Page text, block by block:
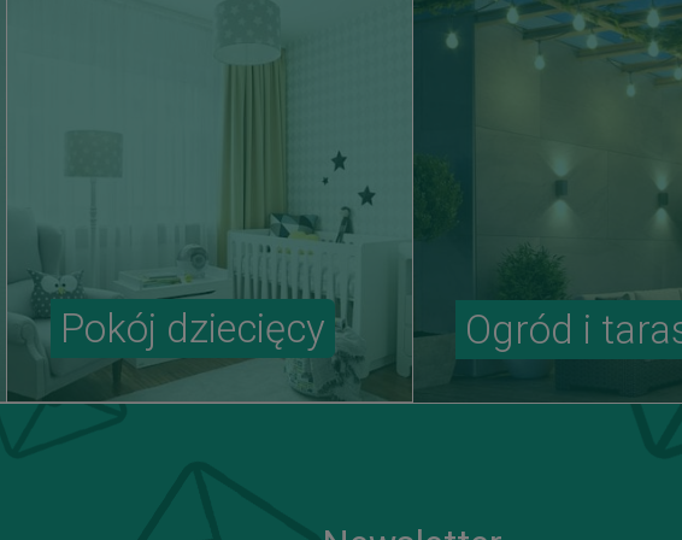
Ogród i
Pokój dziecięcy